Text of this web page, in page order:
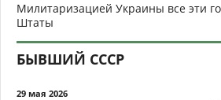
Милитаризацией Украины все эти
Штаты
БЫВШИЙ СССР
29 мая 2026